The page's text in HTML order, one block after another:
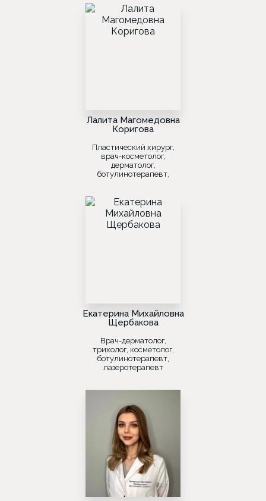
Лалита Магомедовна
Коригова
Пластический хирург,
врач-косметолог,
дерматолог,
ботулинотерапевт,
Екатерина Михайловна
Щербакова
Врач-дерматолог,
трихолог, косметолог,
ботулинотерапевт,
лазеротерапевт